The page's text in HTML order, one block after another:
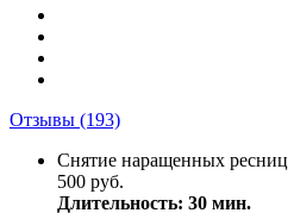
Отзывы (193)
Снятие наращенных ресниц
500 руб.
Длительность: 30 мин.